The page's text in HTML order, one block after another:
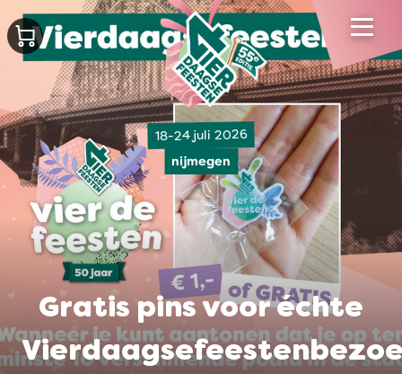
18-24 juli 2026
nijmegen
Gratis pins voor échte